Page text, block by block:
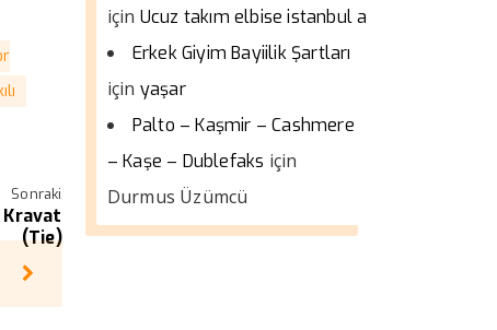
Sonraki
(Tie)
için Ucuz takım elbise istanbul a
Erkek Giyim Bayiilik Şartları
için yaşar
Palto – Kaşmir – Cashmere
– Kaşe – Dublefaks için
Durmus Üzümcü